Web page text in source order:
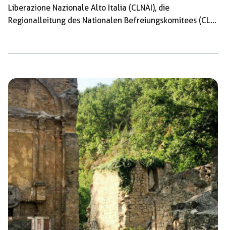
Liberazione Nazionale Alto Italia (CLNAI), die
Regionalleitung des Nationalen Befreiungskomitees (CLN)
durch einen von Turin, dem Sitz des Rüstungskonzerns
Fiat, ausgehenden Generalstreik, zu dem die IKP
aufgerufen hatte, vorbereitet worden, der fast alle noch
von der Wehrmacht besetzten Städte Norditaliens
erfasste. Während […]